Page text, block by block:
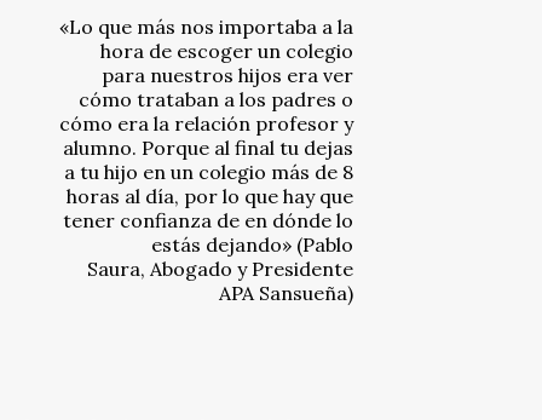
«Lo que más nos importaba a la
hora de escoger un colegio
para nuestros hijos era ver
cómo trataban a los padres o
cómo era la relación profesor y
alumno. Porque al final tu dejas
a tu hijo en un colegio más de 8
horas al día, por lo que hay que
tener confianza de en dónde lo
estás dejando» (Pablo
Saura, Abogado y Presidente
APA Sansueña)